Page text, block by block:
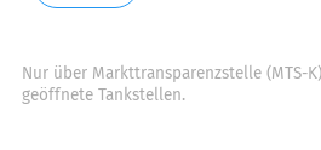
Nur über Markttransparenzstelle (MTS-
geöffnete Tankstellen.